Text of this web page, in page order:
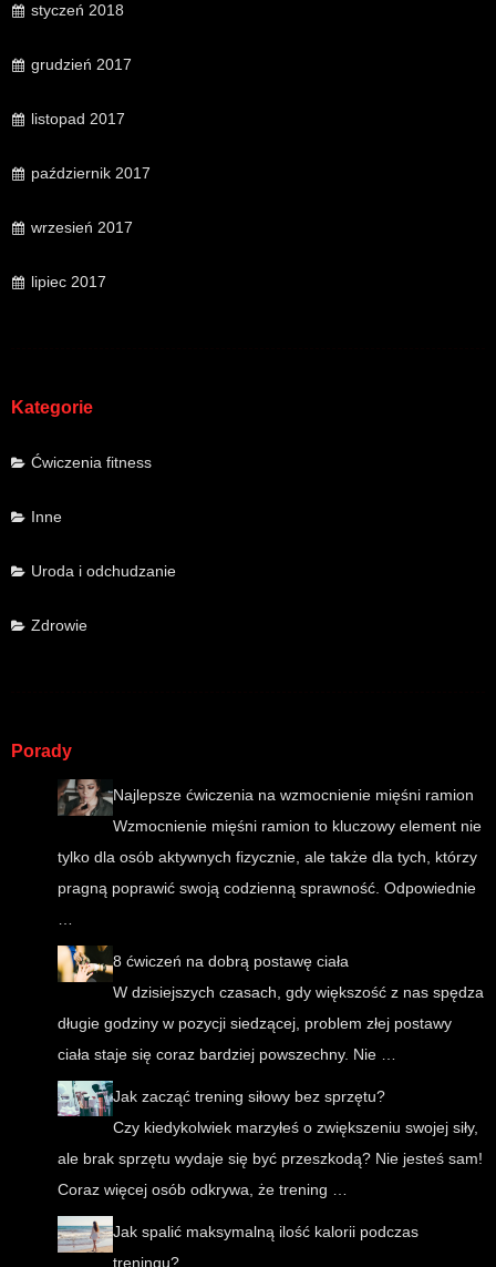
styczeń 2018
grudzień 2017
listopad 2017
październik 2017
wrzesień 2017
lipiec 2017
Kategorie
Ćwiczenia fitness
Inne
Uroda i odchudzanie
Zdrowie
Porady
Najlepsze ćwiczenia na wzmocnienie mięśni ramion
Wzmocnienie mięśni ramion to kluczowy element nie
tylko dla osób aktywnych fizycznie, ale także dla tych, którzy
pragną poprawić swoją codzienną sprawność. Odpowiednie
8 ćwiczeń na dobrą postawę ciała
W dzisiejszych czasach, gdy większość z nas spędza
długie godziny w pozycji siedzącej, problem złej postawy
ciała staje się coraz bardziej powszechny. Nie …
Jak zacząć trening siłowy bez sprzętu?
Czy kiedykolwiek marzyłeś o zwiększeniu swojej siły,
ale brak sprzętu wydaje się być przeszkodą? Nie jesteś sam!
Coraz więcej osób odkrywa, że trening …
Jak spalić maksymalną ilość kalorii podczas
treningu?